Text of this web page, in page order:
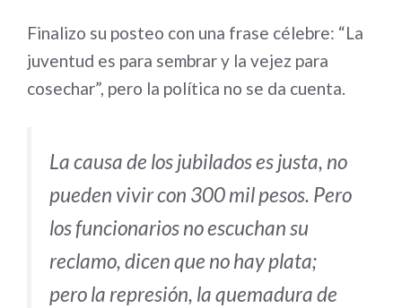
Finalizo su posteo con una frase célebre: “La
juventud es para sembrar y la vejez para
cosechar”, pero la política no se da cuenta.
La causa de los jubilados es justa, no
pueden vivir con 300 mil pesos. Pero
los funcionarios no escuchan su
reclamo, dicen que no hay plata;
pero la represión, la quemadura de